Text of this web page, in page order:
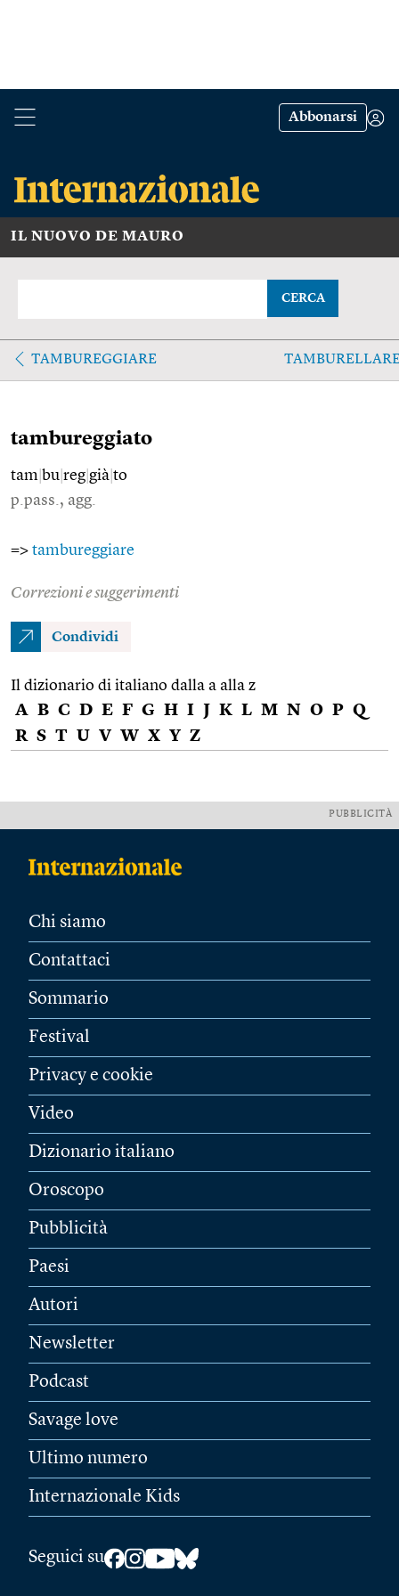
Abbonarsi
IL NUOVO DE MAURO
CERCA
TAMBUREGGIARE
tambureggiato
tam bu reg già to
p.pass., agg.
=> tambureggiare
Correzioni e suggerimenti
Condividi
Il dizionario di italiano dalla a alla z
A B C D E F G H I J K L M N O P Q
R S T U V W X Y Z
PUBBLICITÀ
Chi siamo
Contattaci
Sommario
Festival
Privacy e cookie
Video
Dizionario italiano
Oroscopo
Pubblicità
Paesi
Autori
Newsletter
Podcast
Savage love
Ultimo numero
Internazionale Kids
Seguici su